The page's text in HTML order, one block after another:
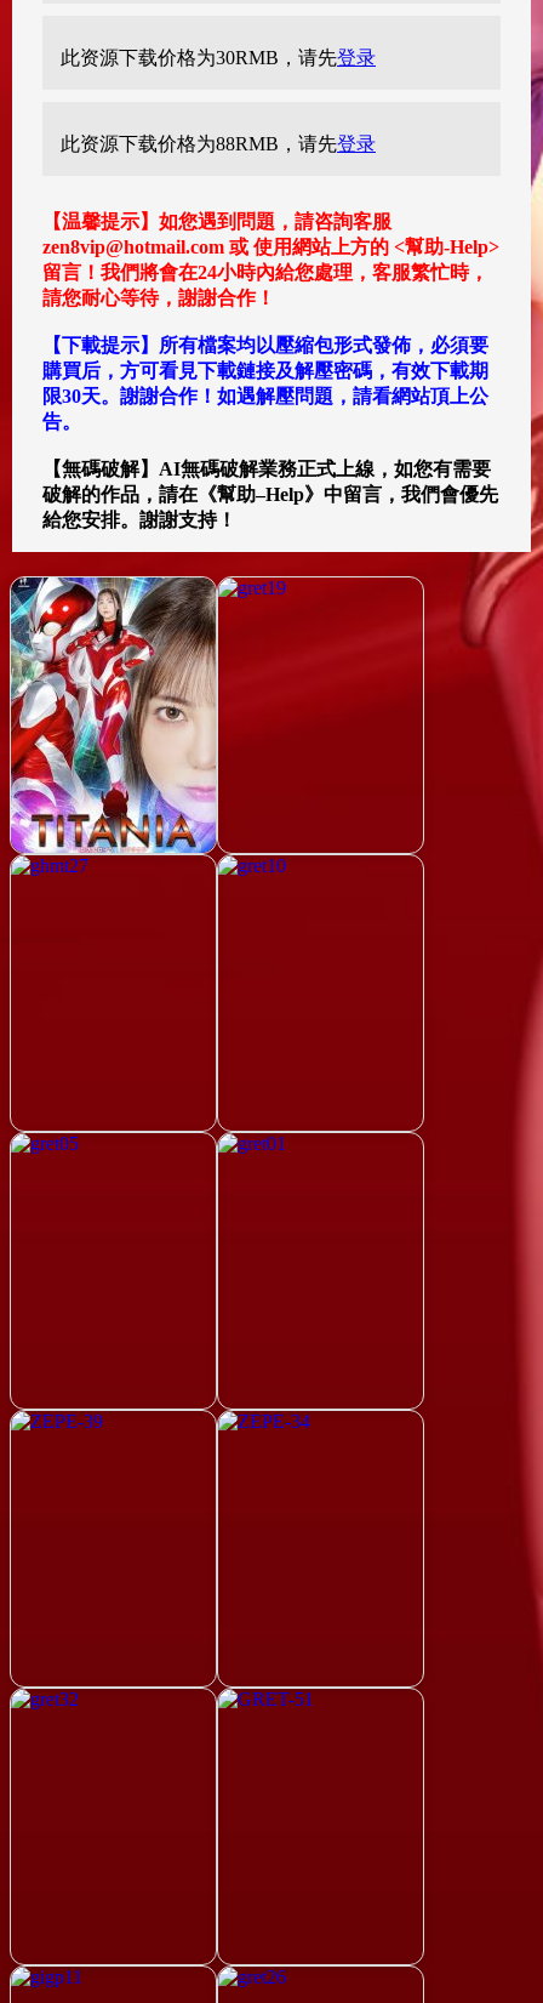
此资源下载价格为30RMB，请先登录
此资源下载价格为88RMB，请先登录
【温馨提示】如您遇到問題，請咨詢客服
zen8vip@hotmail.com 或 使用網站上方的 <幫助-Help>
留言！我們將會在24小時內給您處理，客服繁忙時，
請您耐心等待，謝謝合作！
【下載提示】所有檔案均以壓縮包形式發佈，必須要
購買后，方可看見下載鏈接及解壓密碼，有效下載期
限30天。謝謝合作！如遇解壓問題，請看網站頂上公
告。
【無碼破解】AI無碼破解業務正式上線，如您有需要
破解的作品，請在《幫助–Help》中留言，我們會優先
給您安排。謝謝支持！